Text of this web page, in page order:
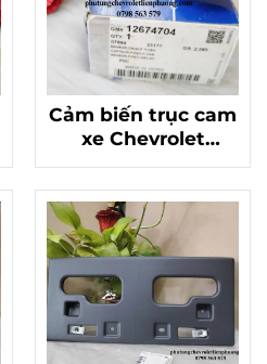
Cảm biến trục cam
xe Chevrolet
Captiva C140 đời
trên 2012 chính
hãng